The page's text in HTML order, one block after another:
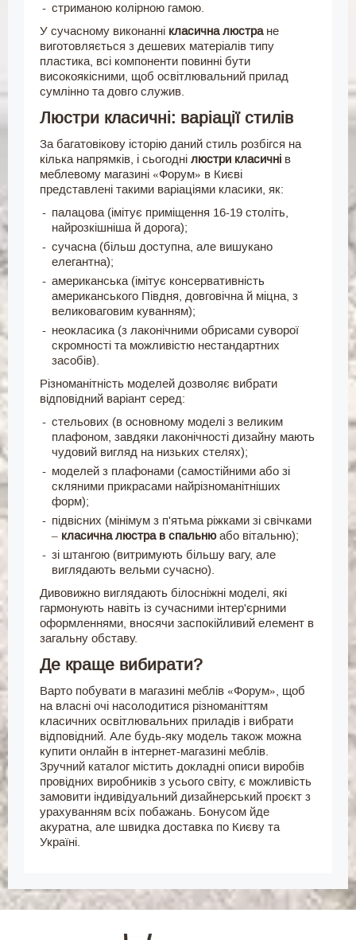
стриманою колірною гамою.
У сучасному виконанні класична люстране
виготовляється з дешевих матеріалів типу
пластика, всі компоненти повинні бути
високоякісними, щоб освітлювальний прилад
сумлінно та довго служив.
Люстри класичні: варіації стилів
За багатовікову історію даний стиль розбігся на
кілька напрямків, і сьогодні люстри класичні в
меблевому магазині «Форум» в Києві
представлені такими варіаціями класики, як:
палацова (імітує приміщення 16-19 століть,
найрозкішніша й дорога);
сучасна (більш доступна, але вишукано
елегантна);
американська (імітує консервативність
американського Півдня, довговічна й міцна, з
великоваговим куванням);
неокласика (з лаконічними обрисами суворої
скромності та можливістю нестандартних
засобів).
Різноманітність моделей дозволяє вибрати
відповідний варіант серед:
стельових (в основному моделі з великим
плафоном, завдяки лаконічності дизайну мають
чудовий вигляд на низьких стелях);
моделей з плафонами (самостійними або зі
скляними прикрасами найрізноманітніших
форм);
підвісних (мінімум з п'ятьма ріжками зі свічками
– класична люстра в спальнюабо вітальню);
зі штангою (витримують більшу вагу, але
виглядають вельми сучасно).
Дивовижно виглядають білосніжні моделі, які
гармонують навіть із сучасними інтер'єрними
оформленнями, вносячи заспокійливий елемент в
загальну обставу.
Де краще вибирати?
Варто побувати в магазині меблів «Форум», щоб
на власні очі насолодитися різноманіттям
класичних освітлювальних приладів і вибрати
відповідний. Але будь-яку модель також можна
купити онлайн в інтернет-магазині меблів.
Зручний каталог містить докладні описи виробів
провідних виробників з усього світу, є можливість
замовити індивідуальний дизайнерський проєкт з
урахуванням всіх побажань. Бонусом йде
акуратна, але швидка доставка по Києву та
Україні.